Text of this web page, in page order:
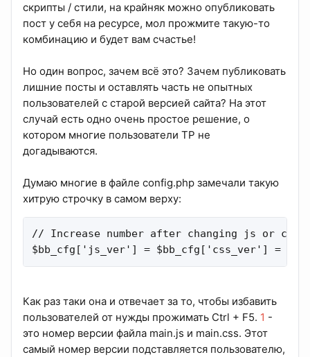
скрипты / стили, на крайняк можно опубликовать
пост у себя на ресурсе, мол прожмите такую-то
комбинацию и будет вам счастье!
Но один вопрос, зачем всё это? Зачем публиковать
лишние посты и оставлять часть не опытных
пользователей с старой версией сайта? На этот
случай есть одно очень простое решение, о
котором многие пользователи TP не
догадываются.
Думаю многие в файле config.php замечали такую
хитрую строчку в самом верху:
// Increase number after changing js or css
$bb_cfg['js_ver'] = $bb_cfg['css_ver'] = 1;
Как раз таки она и отвечает за то, чтобы избавить
пользователей от нужды прожимать Ctrl + F5. 1 -
это номер версии файла main.js и main.css. Этот
самый номер версии подставляется пользователю,